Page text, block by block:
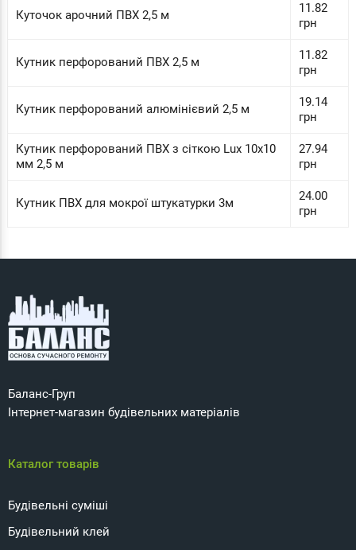
Куточок арочний ПВХ 2,5 м
11.82
грн
Кутник перфорований ПВХ 2,5 м
11.82
грн
Кутник перфорований алюмінієвий 2,5 м
19.14
грн
Кутник перфорований ПВХ з сіткою Lux 10х10
мм 2,5 м
27.94
грн
Кутник ПВХ для мокрої штукатурки 3м
24.00
грн
Баланс-Груп
Інтернет-магазин будівельних матеріалів
Каталог товарів
Будівельні суміші
Будівельний клей